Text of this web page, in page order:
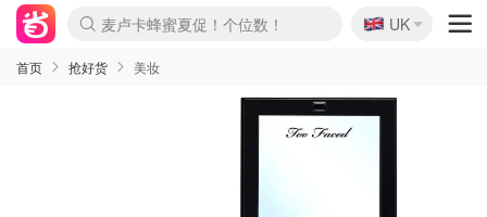
麦卢卡蜂蜜夏促！个位数！
Prada/Miu 4.8折！
啥？必胜客披萨5折！
🇬🇧
UK
首页 抢好货 美妆